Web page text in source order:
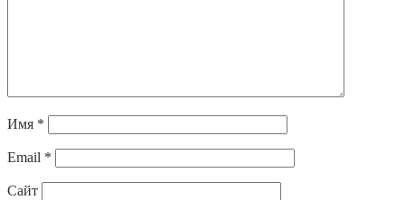
Имя *
Email *
Сайт